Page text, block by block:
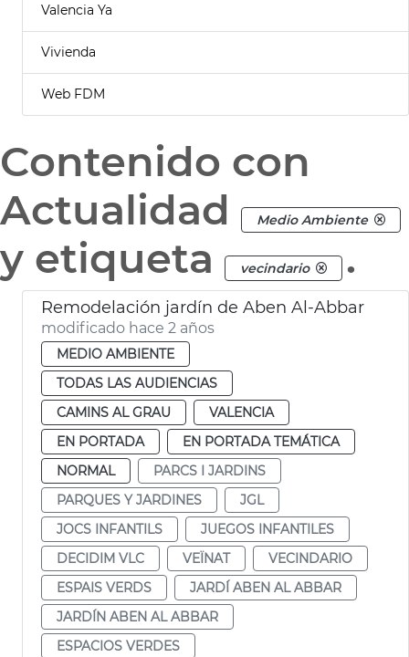
Valencia Ya
Vivienda
Web FDM
Contenido con
Actualidad
Medio Ambiente
y etiqueta vecindario .
Remodelación jardín de Aben Al-Abbar
modificado hace 2 años
MEDIO AMBIENTE
TODAS LAS AUDIENCIAS
CAMINS AL GRAU
VALENCIA
EN PORTADA
EN PORTADA TEMÁTICA
NORMAL
PARCS I JARDINS
PARQUES Y JARDINES
JGL
JOCS INFANTILS
JUEGOS INFANTILES
DECIDIM VLC
VEÏNAT
VECINDARIO
ESPAIS VERDS
JARDÍ ABEN AL ABBAR
JARDÍN ABEN AL ABBAR
ESPACIOS VERDES